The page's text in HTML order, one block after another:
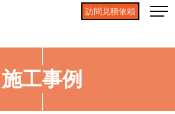
訪問見積依頼
施工事例